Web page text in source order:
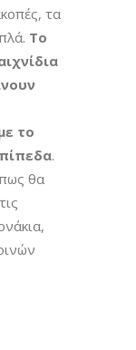
τα
Το
το
.
θα